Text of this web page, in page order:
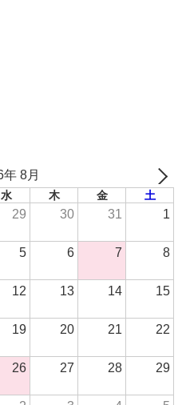
年 8月
水 木 金 土
29 30 31 1
5 6 7 8
12 13 14 15
19 20 21 22
26 27 28 29